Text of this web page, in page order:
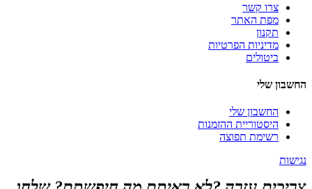
צרו קשר
מפת האתר
תקנון
מדיניות הפרטיות
ביטולים
החשבון שלי
החשבון שלי
היסטוריית ההזמנות
רשימת תפוצה
נגישות